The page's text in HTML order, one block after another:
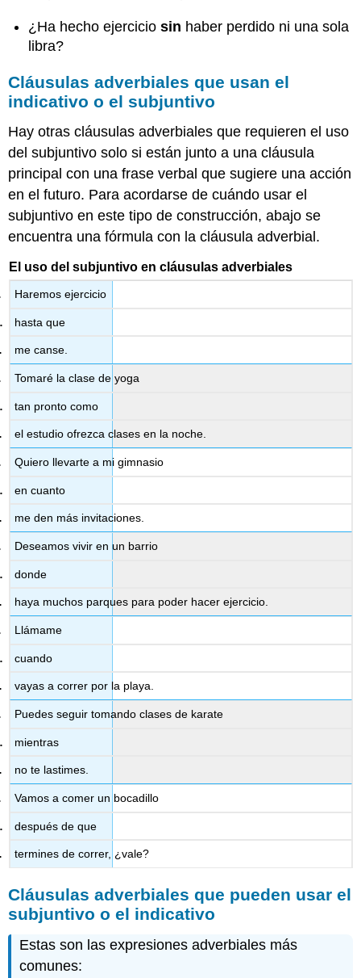
¿Ha hecho ejerciciosin haber perdido ni una sola
libra?
Cláusulas adverbiales que usan el
indicativo o el subjuntivo
Hay otras cláusulas adverbiales que requieren el uso
del subjuntivo solo si están junto a una cláusula
principal con una frase verbal que sugiere una acción
en el futuro. Para acordarse de cuándo usar el
subjuntivo en este tipo de construcción, abajo se
encuentra una fórmula con la cláusula adverbial.
El uso del subjuntivo en cláusulas adverbiales
Haremos ejercicio
hasta que
me canse.
Tomaré la clase de yoga
tan pronto como
el estudio ofrezca clases en la noche.
Quiero llevarte a mi gimnasio
en cuanto
me den más invitaciones.
Deseamos vivir en un barrio
donde
haya muchos parques para poder hacer ejercicio.
Llámame
cuando
vayas a correr por la playa.
Puedes seguir tomando clases de karate
mientras
no te lastimes.
Vamos a comer un bocadillo
después de que
termines de correr, ¿vale?
Cláusulas adverbiales que pueden usar el
subjuntivo o el indicativo
Estas son las expresiones adverbiales más
comunes: